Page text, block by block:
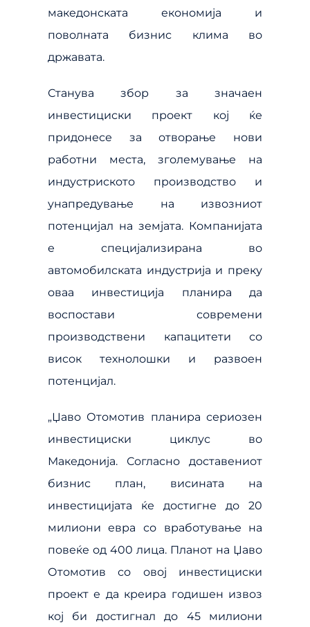
македонската економија и
поволната бизнис клима во
државата.
Станува збор за значаен
инвестициски проект кој ќе
придонесе за отворање нови
работни места, зголемување на
индустриското производство и
унапредување на извозниот
потенцијал на земјата. Компанијата
е специјализирана во
автомобилската индустрија и преку
оваа инвестиција планира да
воспостави современи
производствени капацитети со
висок технолошки и развоен
потенцијал.
„Џаво Отомотив планира сериозен
инвестициски циклус во
Македонија. Согласно доставениот
бизнис план, висината на
инвестицијата ќе достигне до 20
милиони евра со вработување на
повеќе од 400 лица. Планот на Џаво
Отомотив со овој инвестициски
проект е да креира годишен извоз
кој би достигнал до 45 милиони